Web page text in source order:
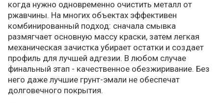
когда нужно одновременно очистить металл от
ржавчины. На многих объектах эффективен
комбинированный подход: сначала смывка
размягчает основную массу краски, затем легкая
механическая зачистка убирает остатки и создает
профиль для лучшей адгезии. В любом случае
финальный этап - качественное обезжиривание. Без
него даже лучшие грунт-эмали не обеспечат
долговечного покрытия.